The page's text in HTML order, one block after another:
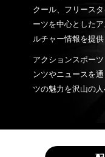
クール、フリース
ーツを中心とした
ルチャー情報を提供
アクションスポー
ンツやニュースを
ツの魅力を沢山の